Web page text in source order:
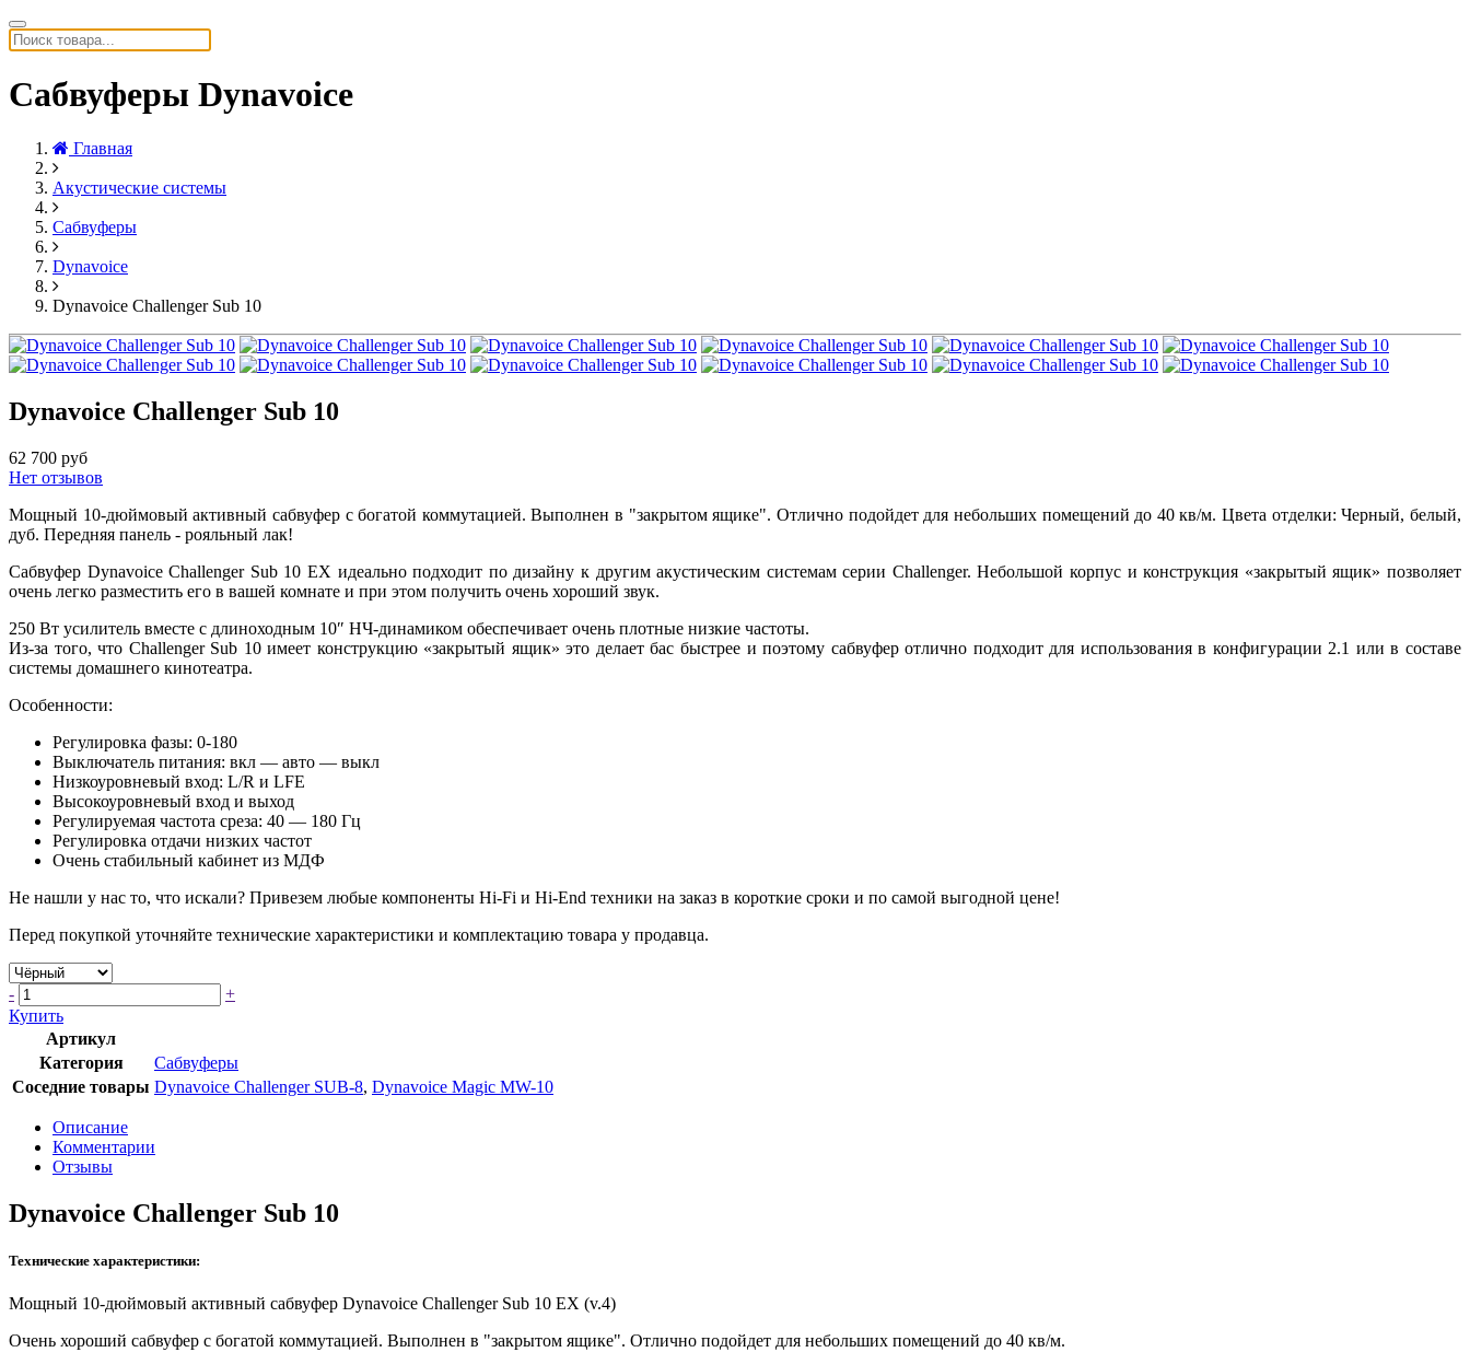
Сабвуферы Dynavoice
Главная
Акустические системы
Сабвуферы
Dynavoice
Dynavoice Challenger Sub 10
Dynavoice Challenger Sub 10
62 700 руб
Нет отзывов
Мощный 10-дюймовый активный сабвуфер с богатой коммутацией. Выполнен в "закрытом ящике". Отлично подойдет для небольших помещений до 40 кв/м. Цвета отделки: Черный, белый,
дуб. Передняя панель - рояльный лак!
Сабвуфер Dynavoice Challenger Sub 10 EX идеально подходит по дизайну к другим акустическим системам серии Challenger. Небольшой корпус и конструкция «закрытый ящик» позволяет
очень легко разместить его в вашей комнате и при этом получить очень хороший звук.
250 Вт усилитель вместе с длиноходным 10″ НЧ-динамиком обеспечивает очень плотные низкие частоты.
Из-за того, что Challenger Sub 10 имеет конструкцию «закрытый ящик» это делает бас быстрее и поэтому сабвуфер отлично подходит для использования в конфигурации 2.1 или в составе
системы домашнего кинотеатра.
Особенности:
Регулировка фазы: 0-180
Выключатель питания: вкл — авто — выкл
Низкоуровневый вход: L/R и LFE
Высокоуровневый вход и выход
Регулируемая частота среза: 40 — 180 Гц
Регулировка отдачи низких частот
Очень стабильный кабинет из МДФ
Не нашли у нас то, что искали? Привезем любые компоненты Hi-Fi и Hi-End техники на заказ в короткие сроки и по самой выгодной цене!
Перед покупкой уточняйте технические характеристики и комплектацию товара у продавца.
-
+
Купить
Артикул
Категория
Сабвуферы
Соседние товары Dynavoice Challenger SUB-8, Dynavoice Magic MW-10
Описание
Комментарии
Отзывы
Dynavoice Challenger Sub 10
Технические характеристики:
Мощный 10-дюймовый активный сабвуфер Dynavoice Challenger Sub 10 EX (v.4)
Очень хороший сабвуфер с богатой коммутацией. Выполнен в "закрытом ящике". Отлично подойдет для небольших помещений до 40 кв/м.